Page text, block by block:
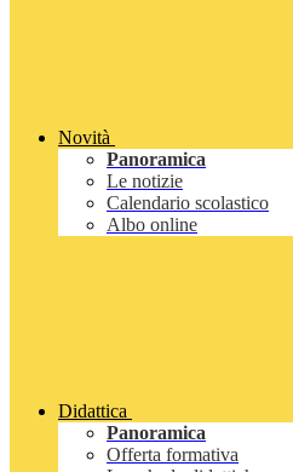
Novità
Panoramica
Le notizie
Calendario scolastico
Albo online
Didattica
Panoramica
Offerta formativa